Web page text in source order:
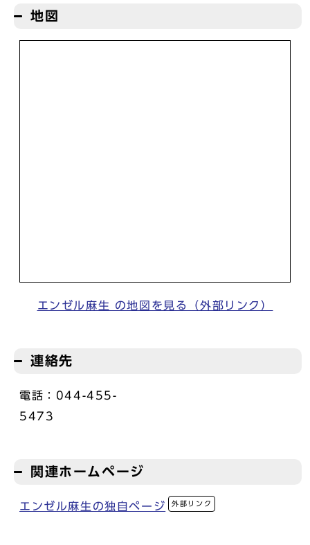
地図
エンゼル麻生 の地図を見る（外部リンク）
連絡先
電話：044-455-
関連ホームページ
エンゼル麻生の独自ページ 外部リンク